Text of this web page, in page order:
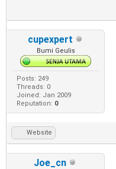
cupexpert
Bumi Geulis
Posts: 249
Threads: 0
Joined: Jan 2009
Reputation: 0
Website
Joe_cn